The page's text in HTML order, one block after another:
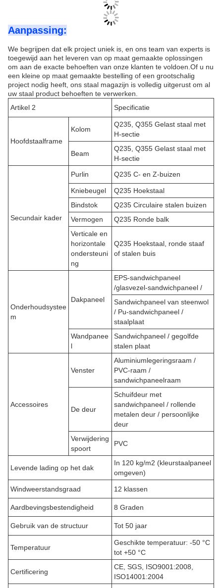
Aanpassing:
We begrijpen dat elk project uniek is, en ons team van experts is
toegewijd aan het leveren van op maat gemaakte oplossingen
om aan de exacte behoeften van onze klanten te voldoen.Of u nu
een kleine op maat gemaakte bestelling of een grootschalig
project nodig heeft, ons staal magazijn is volledig uitgerust om al
uw staal product behoeften te verwerken.
Artikel 2
Specificatie
Hoofdstaalframe
Kolom
Q235, Q355 Gelast staal met
H-sectie
Beam
Q235, Q355 Gelast staal met
H-sectie
Secundair kader
Purlin Q235 C- en Z-buizen
Kniebeugel
Q235 Hoekstaal
Bindstok
Q235 Circulaire stalen buizen
Vermogen
Q235 Ronde balk
Verticale en
horizontale
ondersteuni
ng
Q235 Hoekstaal, ronde staaf
of stalen buis
Onderhoudsystee
m
Dakpaneel
EPS-sandwichpaneel
/glasvezel-sandwichpaneel /
Sandwichpaneel van steenwol
/ Pu-sandwichpaneel /
staalplaat
Wandpanee
l
Sandwichpaneel / gegolfde
stalen plaat
Accessoires
Venster
Aluminiumlegeringsraam /
PVC-raam /
sandwichpaneelraam
De deur
Schuifdeur met
sandwichpaneel / rollende
metalen deur / persoonlijke
deur
Verwijdering
spoort
PVC
Levende lading op het dak
In 120 kg/m2 (kleurstaalpaneel
omgeven)
Windweerstandsgraad 12 klassen
Aardbevingsbestendigheid 8 Graden
Gebruik van de structuur Tot 50 jaar
Temperatuur
Geschikte temperatuur: -50 °C
tot +50 °C
Certificering
CE, SGS, ISO9001:2008,
ISO14001:2004